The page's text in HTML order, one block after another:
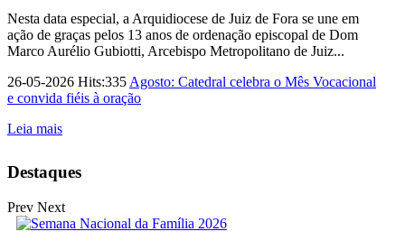
Nesta data especial, a Arquidiocese de Juiz de Fora se une em
ação de graças pelos 13 anos de ordenação episcopal de Dom
Marco Aurélio Gubiotti, Arcebispo Metropolitano de Juiz...
26-05-2026 Hits:335 Agosto: Catedral celebra o Mês Vocacional
e convida fiéis à oração
Leia mais
Destaques
Prev Next